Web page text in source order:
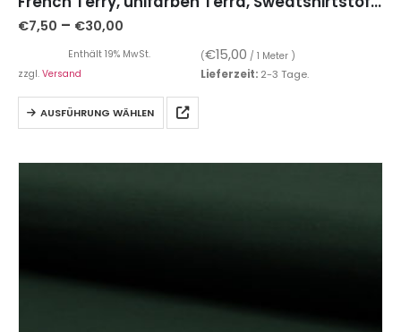
€7,50 – €30,00
Enthält 19% MwSt. (€15,00 / 1 Meter )
zzgl. Versand Lieferzeit: 2-3 Tage.
AUSFÜHRUNG WÄHLEN